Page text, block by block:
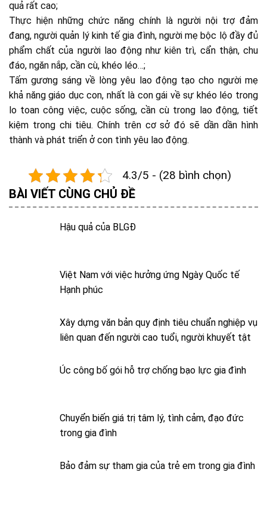
quả rất cao;
Thực hiện những chức năng chính là người nội trợ đảm
đang, người quản lý kinh tế gia đình, người mẹ bộc lộ đầy đủ
phẩm chất của người lao động như kiên trì, cẩn thận, chu
đáo, ngăn nắp, cần cù, khéo léo…;
Tấm gương sáng về lòng yêu lao động tạo cho người mẹ
khả năng giáo dục con, nhất là con gái về sự khéo léo trong
lo toan công việc, cuộc sống, cần cù trong lao động, tiết
kiệm trong chi tiêu. Chính trên cơ sở đó sẽ dần dần hình
thành và phát triển ở con tình yêu lao động.
4.3/5 - (28 bình chọn)
BÀI VIẾT CÙNG CHỦ ĐỀ
Hậu quả của BLGĐ
Việt Nam với việc hưởng ứng Ngày Quốc tế
Hạnh phúc
Xây dựng văn bản quy định tiêu chuẩn nghiệp vụ
liên quan đến người cao tuổi, người khuyết tật
Úc công bố gói hỗ trợ chống bạo lực gia đình
Chuyển biến giá trị tâm lý, tình cảm, đạo đức
trong gia đình
Bảo đảm sự tham gia của trẻ em trong gia đình